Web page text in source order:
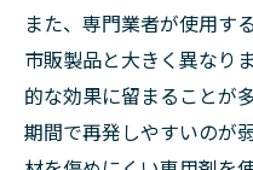
また、専門業者が使用す
市販製品と大きく異なり
的な効果に留まることが
期間で再発しやすいのが